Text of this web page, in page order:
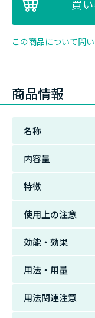
この商品について問
商品情報
名称
内容量
特徴
使用上の注意
効能・効果
用法・用量
用法関連注意